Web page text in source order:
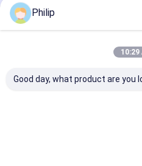
Produits Recommandés
Philip
10:29
Good day, what product are you